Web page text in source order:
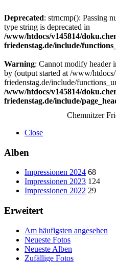
Deprecated: strncmp(): Passing
type string is deprecated in
/www/htdocs/v145814/
friedenstag.de/include/
Warning: Cannot modify header
by (output started at /www/
friedenstag.de/include/
/www/htdocs/v145814/
friedenstag.de/include/
Chemnitzer
Close
Alben
Impressionen 2024 68
Impressionen 2023 124
Impressionen 2022 29
Erweitert
Am häufigsten angesehen
Neueste Fotos
Neueste Alben
Zufällige Fotos